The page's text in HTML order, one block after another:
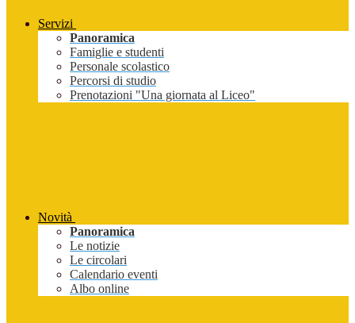
Servizi
Panoramica
Famiglie e studenti
Personale scolastico
Percorsi di studio
Prenotazioni "Una giornata al Liceo"
Novità
Panoramica
Le notizie
Le circolari
Calendario eventi
Albo online